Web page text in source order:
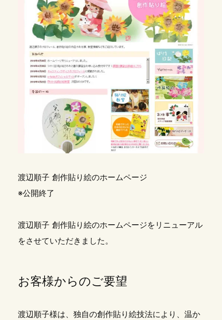
渡辺順子 創作貼り絵のホームページ
※公開終了
渡辺順子 創作貼り絵のホームページをリニューアル
をさせていただきました。
お客様からのご要望
渡辺順子様は、独自の創作貼り絵技法により、温か